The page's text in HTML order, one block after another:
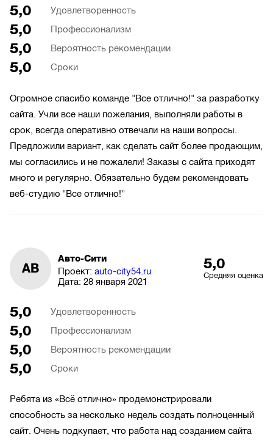
5,0 Удовлетворенность
5,0 Профессионализм
5,0 Вероятность рекомендации
5,0 Сроки
Огромное спасибо команде "Все отлично!" за разработку
сайта. Учли все наши пожелания, выполняли работы в
срок, всегда оперативно отвечали на наши вопросы.
Предложили вариант, как сделать сайт более продающим,
мы согласились и не пожалели! Заказы с сайта приходят
много и регулярно. Обязательно будем рекомендовать
веб-студию "Все отлично!"
АВ
Авто-Сити
Проект: auto-city54.ru
Дата: 28 января 2021
5,0
Средняя оценка
5,0 Удовлетворенность
5,0 Профессионализм
5,0 Вероятность рекомендации
5,0 Сроки
Ребята из «Всё отлично» продемонстрировали
способность за несколько недель создать полноценный
сайт. Очень подкупает, что работа над созданием сайта